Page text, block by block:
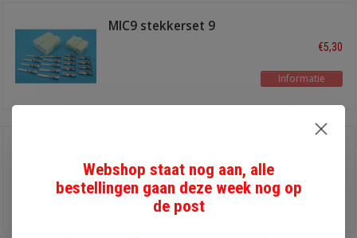
MIC9 stekkerset 9
€5,30
Informatie
polig
Webshop staat nog aan, alle
bestellingen gaan deze week nog op
de post